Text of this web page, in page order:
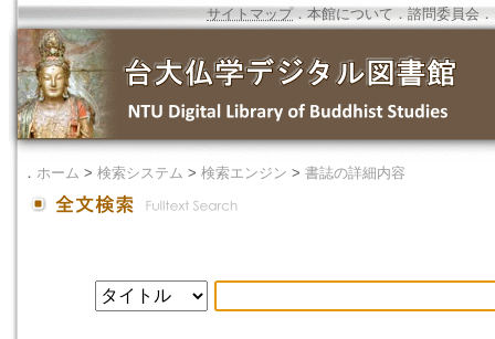
サイトマップ．本館について ． 諮問委員会 ．
． ホーム > 検索システム > 検索エンジン > 書誌の詳細内容